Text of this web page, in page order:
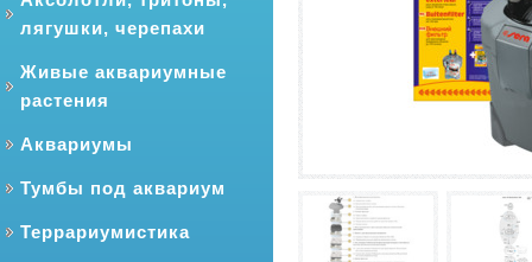
лягушки, черепахи
Живые аквариумные
растения
Аквариумы
Тумбы под аквариум
Террариумистика